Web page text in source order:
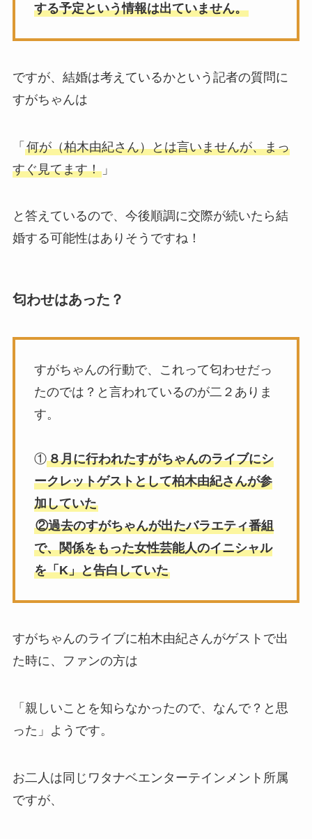
する予定という情報は出ていません。
ですが、結婚は考えているかという記者の質問に
すがちゃんは
「 何が（柏木由紀さん）とは言いませんが、まっ
すぐ見てます！」
と答えているので、今後順調に交際が続いたら結
婚する可能性はありそうですね！
匂わせはあった？
すがちゃんの行動で、これって匂わせだっ
たのでは？と言われているのが二２ありま
す。
①８月に行われたすがちゃんのライブにシ
ークレットゲストとして柏木由紀さんが参
加していた
②過去のすがちゃんが出たバラエティ番組
で、関係をもった女性芸能人のイニシャル
を「K」と告白していた
すがちゃんのライブに柏木由紀さんがゲストで出
た時に、ファンの方は
「親しいことを知らなかったので、なんで？と思
った」ようです。
お二人は同じワタナベエンターテインメント所属
ですが、